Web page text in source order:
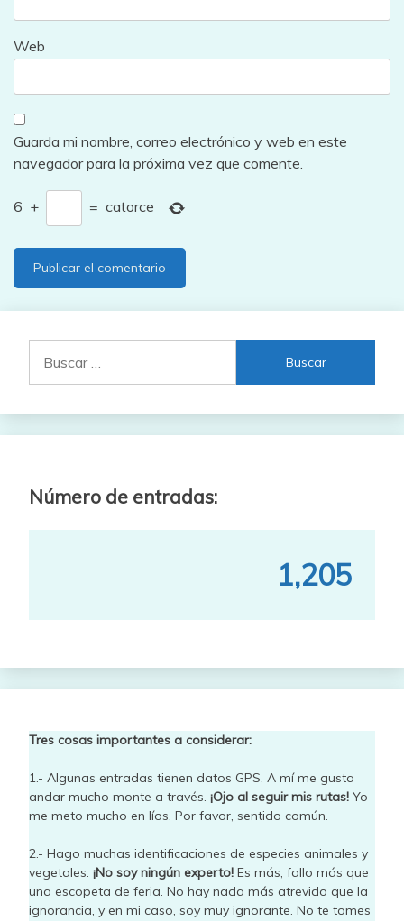
Web
Guarda mi nombre, correo electrónico y web en este
navegador para la próxima vez que comente.
6 + = catorce
Número de entradas:
1,205
Tres cosas importantes a considerar:
1.- Algunas entradas tienen datos GPS. A mí me gusta
andar mucho monte a través. ¡Ojo al seguir mis rutas! Yo
me meto mucho en líos. Por favor, sentido común.
2.- Hago muchas identificaciones de especies animales y
vegetales. ¡No soy ningún experto! Es más, fallo más que
una escopeta de feria. No hay nada más atrevido que la
ignorancia, y en mi caso, soy muy ignorante. No te tomes